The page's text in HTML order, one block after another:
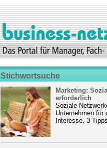
Stichwortsuche
Marketing:
erforderlich
Soziale
Unternehmen für
Interesse. 3